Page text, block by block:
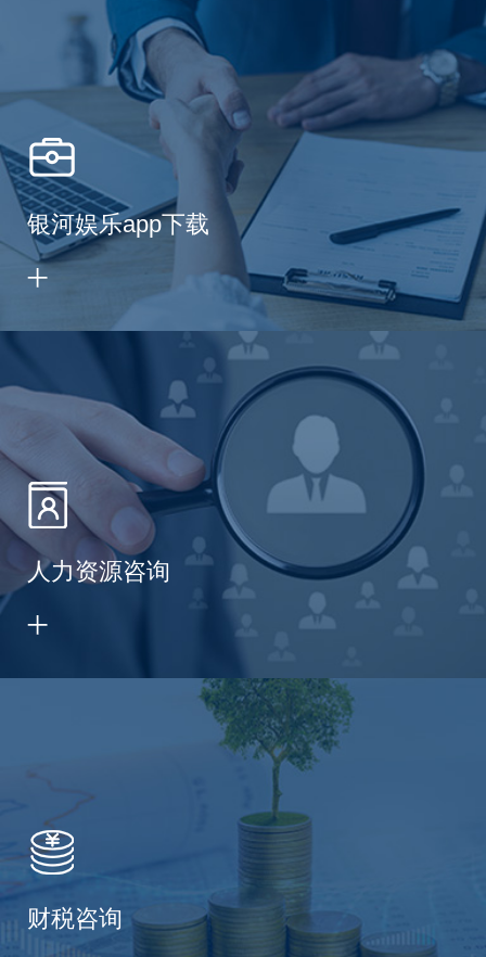
银河娱乐app下载
人力资源咨询
财税咨询